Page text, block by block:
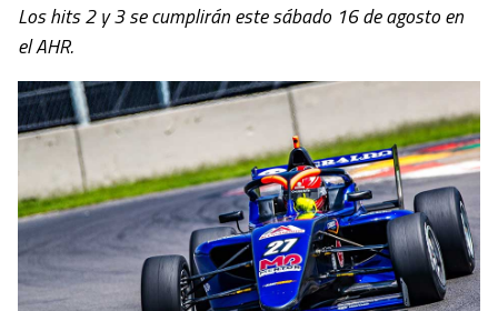
Los hits 2 y 3 se cumplirán este sábado 16 de agosto en
el AHR.